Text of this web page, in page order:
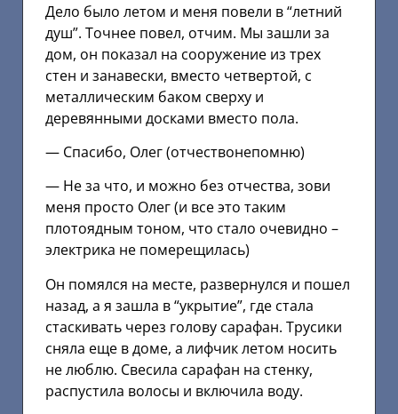
Дело было летом и меня повели в “летний
душ”. Точнее повел, отчим. Мы зашли за
дом, он показал на сооружение из трех
стен и занавески, вместо четвертой, с
металлическим баком сверху и
деревянными досками вместо пола.
— Спасибо, Олег (отчествонепомню)
— Не за что, и можно без отчества, зови
меня просто Олег (и все это таким
плотоядным тоном, что стало очевидно –
электрика не померещилась)
Он помялся на месте, развернулся и пошел
назад, а я зашла в “укрытие”, где стала
стаскивать через голову сарафан. Трусики
сняла еще в доме, а лифчик летом носить
не люблю. Свесила сарафан на стенку,
распустила волосы и включила воду.